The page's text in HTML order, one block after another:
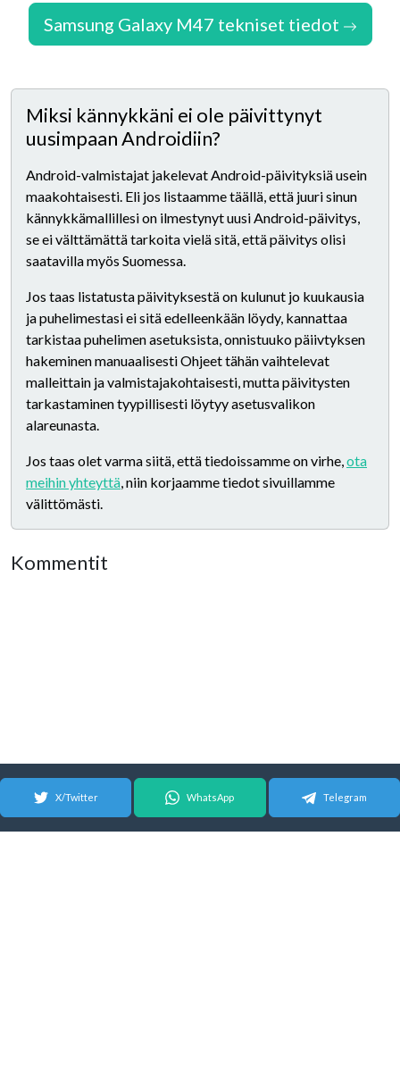
Samsung Galaxy M47 tekniset tiedot
Miksi kännykkäni ei ole päivittynyt
uusimpaan Androidiin?
Android-valmistajat jakelevat Android-päivityksiä usein
maakohtaisesti. Eli jos listaamme täällä, että juuri sinun
kännykkämallillesi on ilmestynyt uusi Android-päivitys,
se ei välttämättä tarkoita vielä sitä, että päivitys olisi
saatavilla myös Suomessa.
Jos taas listatusta päivityksestä on kulunut jo kuukausia
ja puhelimestasi ei sitä edelleenkään löydy, kannattaa
tarkistaa puhelimen asetuksista, onnistuuko päiivtyksen
hakeminen manuaalisesti Ohjeet tähän vaihtelevat
malleittain ja valmistajakohtaisesti, mutta päivitysten
tarkastaminen tyypillisesti löytyy asetusvalikon
alareunasta.
Jos taas olet varma siitä, että tiedoissamme on virhe,ota
meihin yhteyttä, niin korjaamme tiedot sivuillamme
välittömästi.
Kommentit
X/Twitter WhatsApp Telegram